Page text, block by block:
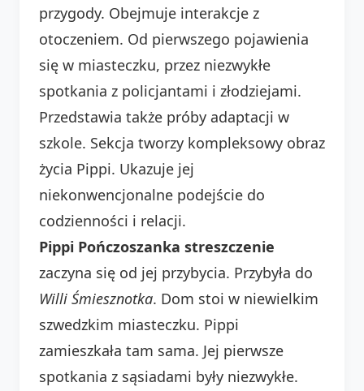
przygody. Obejmuje interakcje z
otoczeniem. Od pierwszego pojawienia
się w miasteczku, przez niezwykłe
spotkania z policjantami i złodziejami.
Przedstawia także próby adaptacji w
szkole. Sekcja tworzy kompleksowy obraz
życia Pippi. Ukazuje jej
niekonwencjonalne podejście do
codzienności i relacji.
Pippi Pończoszanka streszczenie
zaczyna się od jej przybycia. Przybyła do
Willi Śmiesznotka. Dom stoi w niewielkim
szwedzkim miasteczku. Pippi
zamieszkała tam sama. Jej pierwsze
spotkania z sąsiadami były niezwykłe.